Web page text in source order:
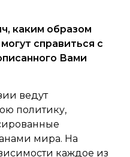
каким образом
справиться с
Вами
ведут
политику,
мира. На
каждое из